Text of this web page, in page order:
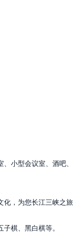
小型会议室、 酒吧、
化，为您长江三峡之旅
棋、黑白棋等。